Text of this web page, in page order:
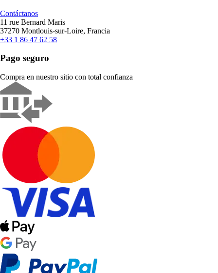
Contáctanos
11 rue Bernard Maris
37270 Montlouis-sur-Loire, Francia
+33 1 86 47 62 58
Pago seguro
Compra en nuestro sitio con total confianza